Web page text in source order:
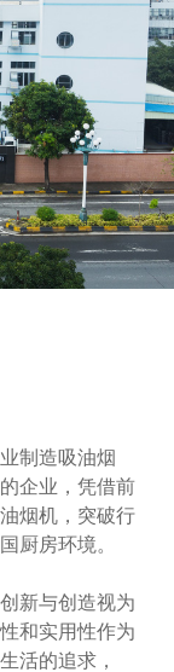
制造吸油烟
企业，凭借前
烟机，突破行
厨房环境。
新与创造视为
和实用性作为
活的追求，